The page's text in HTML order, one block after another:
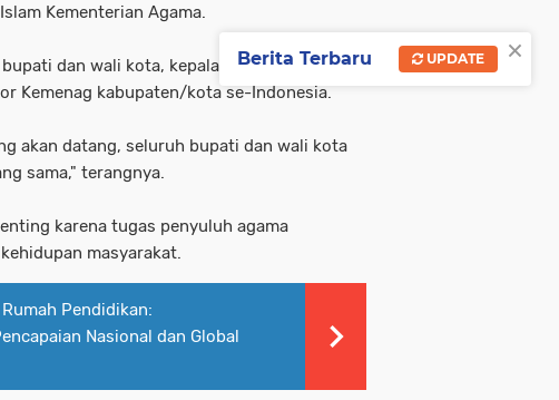
Kementerian Agama.
dan wali kota, kepala kanwil Kemenag
Kemenag kabupaten/kota se-Indonesia.
akan datang, seluruh bupati dan wali kota
sama," terangnya.
karena tugas penyuluh agama
masyarakat.
Pendidikan:
Nasional dan Global
×
Berita Terbaru UPDATE